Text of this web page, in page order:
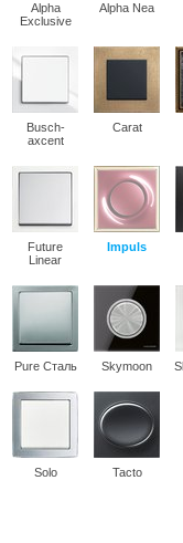
Alpha
Exclusive
Alpha Nea
Busch-
axcent
Carat
Future
Linear
Impuls
Pure Сталь Skymoon
Solo Tacto